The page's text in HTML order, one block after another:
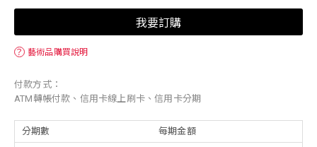
我要訂購
？ 藝術品購買說明
付款方式：
ATM轉帳付款、信用卡線上刷卡、信用卡分期
分期數 每期金額